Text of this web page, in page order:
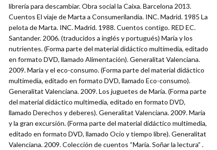
librería para descambiar. Obra social la Caixa. Barcelona 2013.
Cuentos El viaje de Marta a Consumerilandia. INC. Madrid. 1985 La
pelota de Marta. INC. Madrid. 1988. Cuentos contigo. RED EC.
Santander. 2006. (traducidos a inglés y portugués) María y los
nutrientes. (Forma parte del material didáctico multimedia, editado
en formato DVD, llamado Alimentación). Generalitat Valenciana.
2009. María y el eco-consumo. (Forma parte del material didáctico
multimedia, editado en formato DVD, llamado Eco-consumo).
Generalitat Valenciana. 2009. Los juguetes de María. (Forma parte
del material didáctico multimedia, editado en formato DVD,
llamado Derechos y deberes). Generalitat Valenciana. 2009. María
y la gran excursión. (Forma parte del material didáctico multimedia,
editado en formato DVD, llamado Ocio y tiempo libre). Generalitat
Valenciana. 2009. Colección de cuentos “María. Soñar la lectura” .